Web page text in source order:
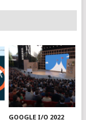
GOOGLE I/O 2022